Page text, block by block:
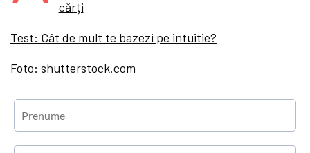
cărți
Test: Cât de mult te bazezi pe intuitie?
Foto: shutterstock.com